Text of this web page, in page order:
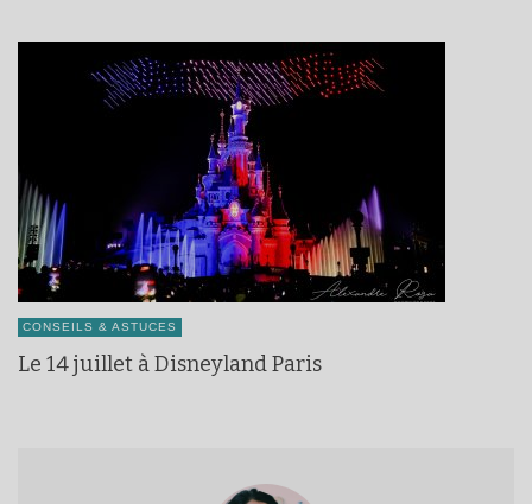
CONSEILS & ASTUCES
Le 14 juillet à Disneyland Paris